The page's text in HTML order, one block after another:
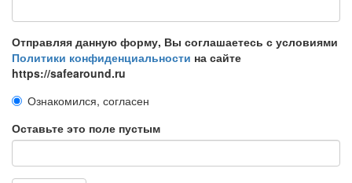
Отправляя данную форму, Вы соглашаетесь с условиями
Политики конфиденциальности на сайте
https://safearound.ru
Ознакомился, согласен
Оставьте это поле пустым